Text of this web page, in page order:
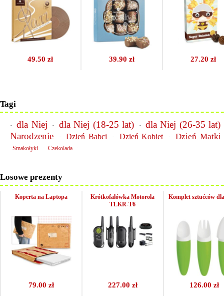
49.50 zł 39.90 zł 27.20 zł
Tagi
· dla Niej · dla Niej (18-25 lat) · dla Niej (26-35 lat)
Narodzenie · Dzień Babci · Dzień Kobiet · Dzień Matki
Smakołyki · Czekolada ·
Losowe prezenty
79.00 zł
Koperta na Laptopa
227.00 zł
Krótkofalówka Motorola
TLKR-T6
126.00 zł
Komplet sztućców